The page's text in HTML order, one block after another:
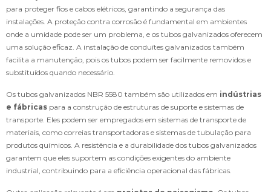
para proteger fios e cabos elétricos, garantindo a segurança das
instalações. A proteção contra corrosão é fundamental em ambientes
onde a umidade pode ser um problema, e os tubos galvanizados oferecem
uma solução eficaz. A instalação de conduítes galvanizados também
facilita a manutenção, pois os tubos podem ser facilmente removidos e
substituídos quando necessário.
Os tubos galvanizados NBR 5580 também são utilizados em indústrias
e fábricas para a construção de estruturas de suporte e sistemas de
transporte. Eles podem ser empregados em sistemas de transporte de
materiais, como correias transportadoras e sistemas de tubulação para
produtos químicos. A resistência e a durabilidade dos tubos galvanizados
garantem que eles suportem as condições exigentes do ambiente
industrial, contribuindo para a eficiência operacional das fábricas.